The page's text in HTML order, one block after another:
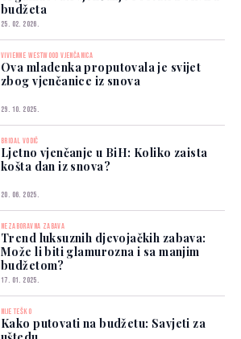
budžeta
25. 02. 2026.
VIVIENNE WESTWOOD VJENČANICA
Ova mladenka proputovala je svijet
zbog vjenčanice iz snova
29. 10. 2025.
BRIDAL VODIČ
Ljetno vjenčanje u BiH: Koliko zaista
košta dan iz snova?
20. 06. 2025.
NEZABORAVNA ZABAVA
Trend luksuznih djevojačkih zabava:
Može li biti glamurozna i sa manjim
budžetom?
17. 01. 2025.
NIJE TEŠKO
Kako putovati na budžetu: Savjeti za